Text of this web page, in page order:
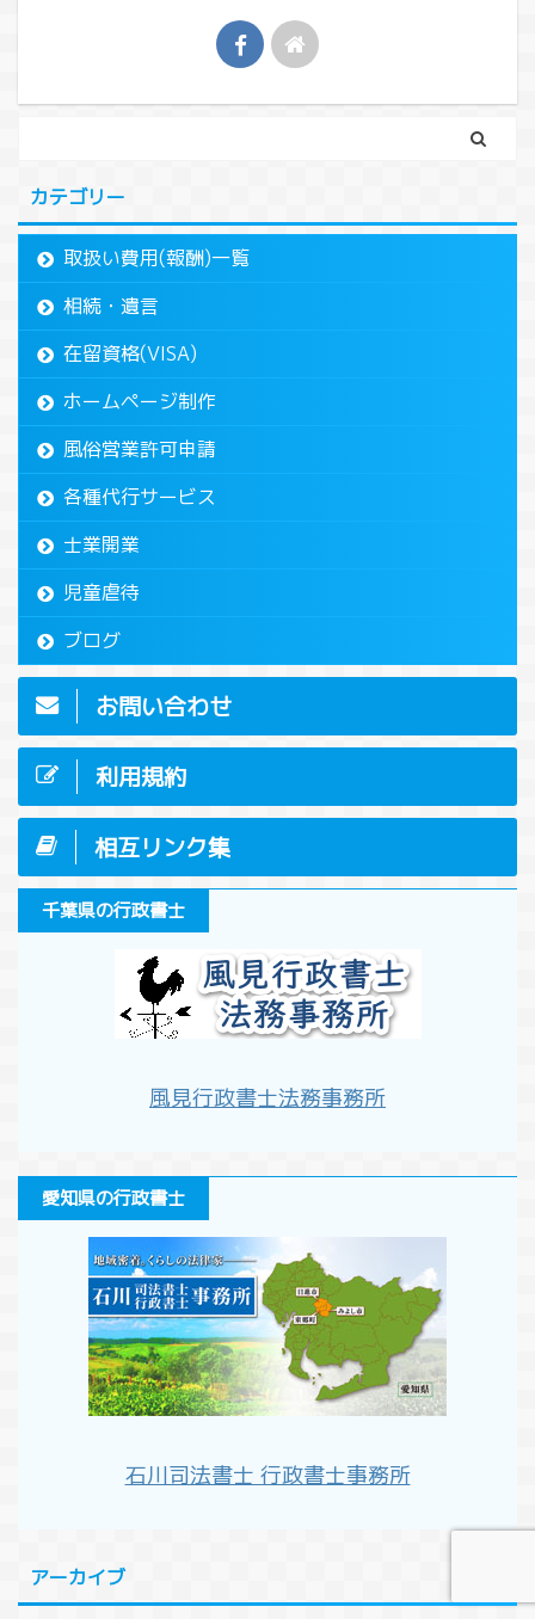
カテゴリー
取扱い費用(報酬)一覧
相続・遺言
在留資格(VISA)
ホームページ制作
風俗営業許可申請
各種代行サービス
士業開業
児童虐待
ブログ
お問い合わせ
利用規約
相互リンク集
千葉県の行政書士
風見行政書士法務事務所
愛知県の行政書士
石川司法書士 行政書士事務所
アーカイブ